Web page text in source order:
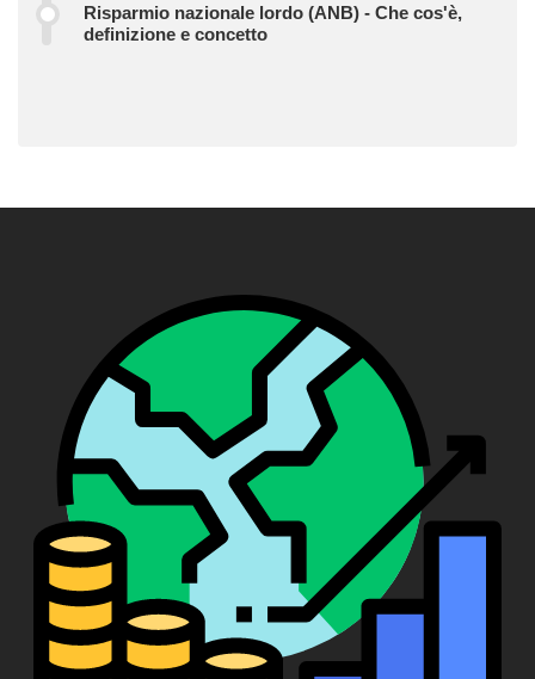
Risparmio nazionale lordo (ANB) - Che cos'è,
definizione e concetto